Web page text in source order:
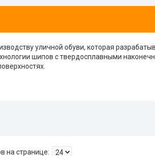
уличной обуви, которая
шипов с твердосплавными